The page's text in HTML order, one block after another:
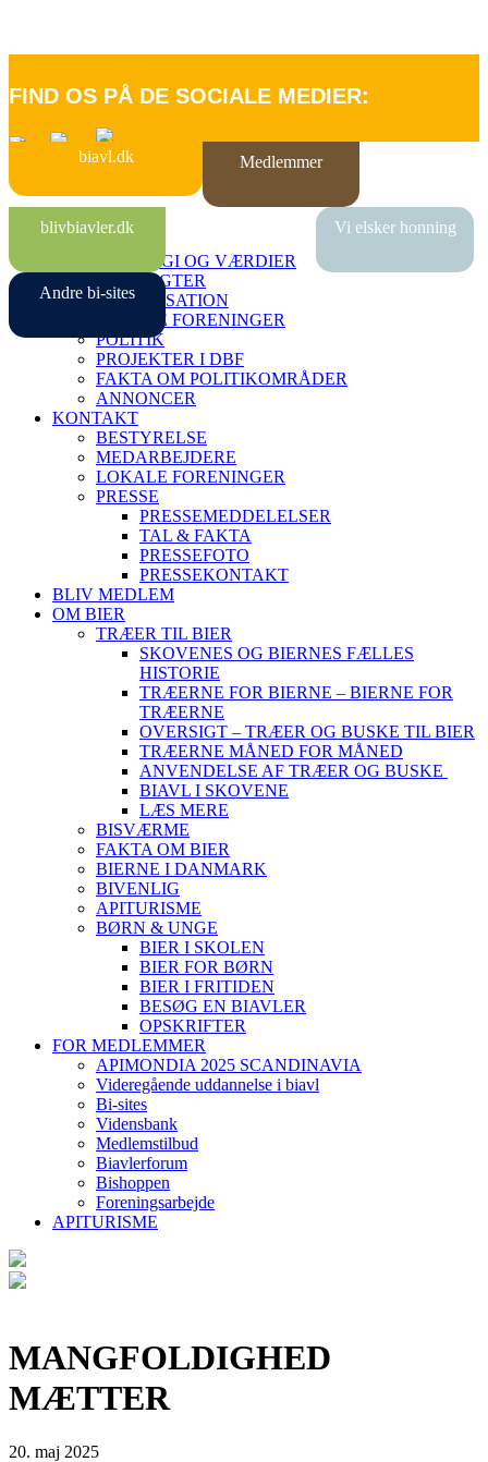
FIND OS PÅ DE SOCIALE MEDIER:
biavl.dk Medlemmer
blivbiavler.dk Vi elsker honning
Andre bi-sites
FORSIDE
STRATEGI OG VÆRDIER
VEDTÆGTER
ORGANISATION
LOKALE FORENINGER
POLITIK
PROJEKTER I DBF
FAKTA OM POLITIKOMRÅDER
ANNONCER
KONTAKT
BESTYRELSE
MEDARBEJDERE
LOKALE FORENINGER
PRESSE
PRESSEMEDDELELSER
TAL & FAKTA
PRESSEFOTO
PRESSEKONTAKT
BLIV MEDLEM
OM BIER
TRÆER TIL BIER
SKOVENES OG BIERNES FÆLLES
HISTORIE
TRÆERNE FOR BIERNE – BIERNE FOR
TRÆERNE
OVERSIGT – TRÆER OG BUSKE TIL BIER
TRÆERNE MÅNED FOR MÅNED
ANVENDELSE AF TRÆER OG BUSKE
BIAVL I SKOVENE
LÆS MERE
BISVÆRME
FAKTA OM BIER
BIERNE I DANMARK
BIVENLIG
APITURISME
BØRN & UNGE
BIER I SKOLEN
BIER FOR BØRN
BIER I FRITIDEN
BESØG EN BIAVLER
OPSKRIFTER
FOR MEDLEMMER
APIMONDIA 2025 SCANDINAVIA
Videregående uddannelse i biavl
Bi-sites
Vidensbank
Medlemstilbud
Biavlerforum
Bishoppen
Foreningsarbejde
APITURISME
MANGFOLDIGHED
MÆTTER
20. maj 2025